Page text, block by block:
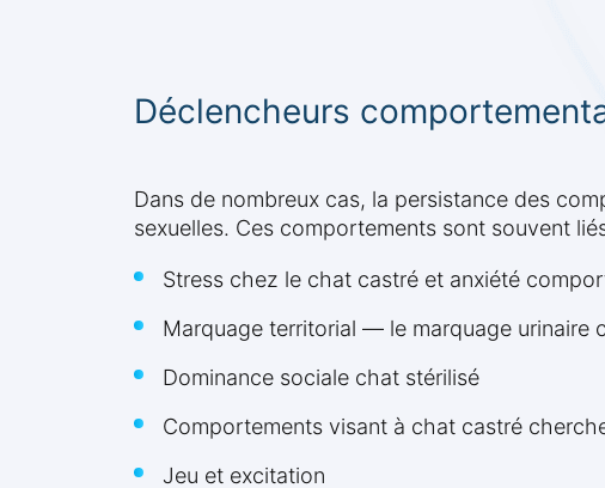
Déclencheurs
Dans de nombreux cas, la persistance des
sexuelles. Ces comportements sont souvent
Stress chez le chat castré et anxiété
Marquage territorial — le marquage urinaire
Dominance sociale chat stérilisé
Comportements visant à chat castré
Jeu et excitation